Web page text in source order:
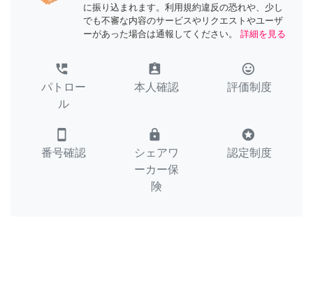
に振り込まれます。利用規約違反の恐れや、少し
でも不審な内容のサービスやリクエストやユーザ
ーがあった場合は通報してください。
詳細を見る
perm_phone_msg
パトロー
ル
assignment_ind
本人確認
tag_faces
評価制度
smartphone
番号確認
lock
シェアワ
ーカー保
険
stars
認定制度